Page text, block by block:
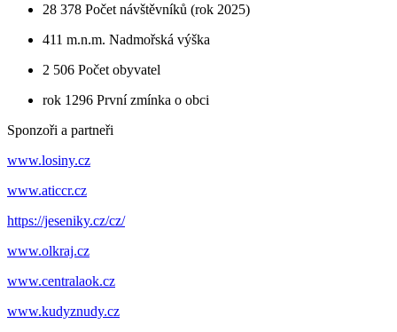
28 378 Počet návštěvníků (rok 2025)
411 m.n.m. Nadmořská výška
2 506 Počet obyvatel
rok 1296 První zmínka o obci
Sponzoři a partneři
www.losiny.cz
www.aticcr.cz
https://jeseniky.cz/cz/
www.olkraj.cz
www.centralaok.cz
www.kudyznudy.cz